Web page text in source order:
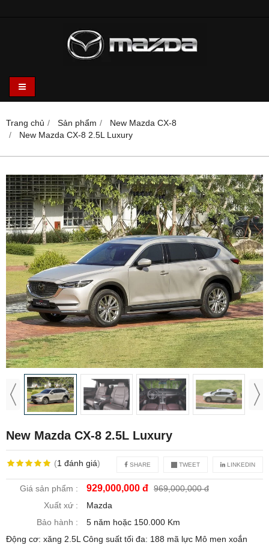
Trang chủ Sản phẩm
New Mazda CX-8
New Mazda CX-8 2.5L Luxury
New Mazda CX-8 2.5L Luxury
(1 đánh giá) SHARE TWEET LINKEDIN
Giá sản phẩm : 929,000,000 đ 969,000,000 đ
Xuất xứ :
Mazda
Bảo hành :
5 năm hoặc 150.000 Km
Động cơ: xăng 2.5L Công suất tối đa: 188 mã lực Mô men xoắn